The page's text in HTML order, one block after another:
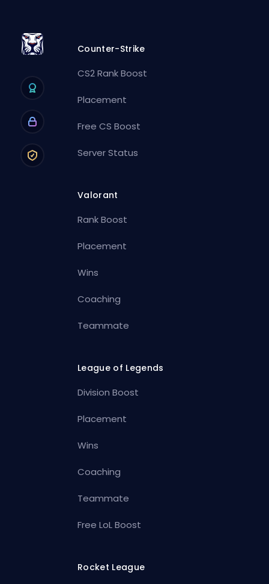
Counter-Strike
CS2 Rank Boost
Placement
Free CS Boost
Server Status
Valorant
Rank Boost
Placement
Wins
Coaching
Teammate
League of Legends
Division Boost
Placement
Wins
Coaching
Teammate
Free LoL Boost
Rocket League